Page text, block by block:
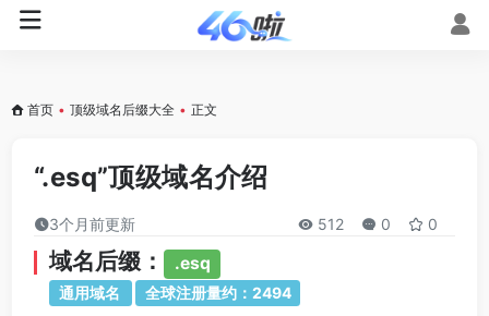
首页 • 顶级域名后缀大全 • 正文
“.esq”顶级域名介绍
3个月前更新 512 0 0
域名后缀： .esq
通用域名 全球注册量约：2494